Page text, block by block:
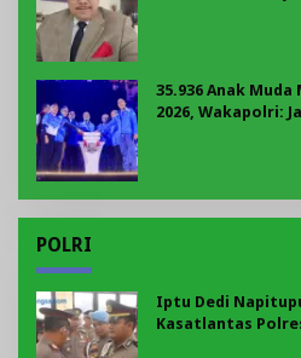
35.936 Anak
2026, Wakapolri:
POLRI
Iptu Dedi
Kasatlantas